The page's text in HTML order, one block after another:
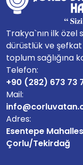
Trakya`nın ilk özel
dürüstlük ve
toplum sağlığına
Telefon:
+90 (282) 673 73
Mail:
Adres:
Esentepe
Çorlu/Tekirdağ